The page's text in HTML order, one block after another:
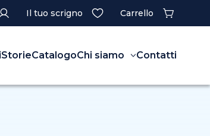
Il tuo scrigno Carrello
StorieCatalogoChi siamo Contatti